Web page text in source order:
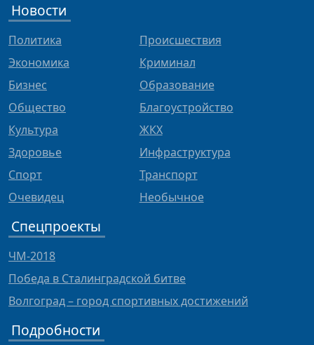
Новости
Политика
Экономика
Бизнес
Общество
Культура
Здоровье
Спорт
Очевидец
Происшествия
Криминал
Образование
Благоустройство
ЖКХ
Инфраструктура
Транспорт
Необычное
Спецпроекты
ЧМ-2018
Победа в Сталинградской битве
Волгоград – город спортивных достижений
Подробности